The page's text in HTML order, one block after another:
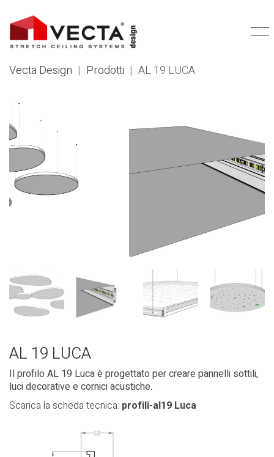
Vecta Design | Prodotti | AL 19 LUCA
AL 19 LUCA
Il profilo AL 19 Luca è progettato per creare pannelli sottili,
luci decorative e cornici acustiche.
Scarica la scheda tecnica: profili-al19 Luca